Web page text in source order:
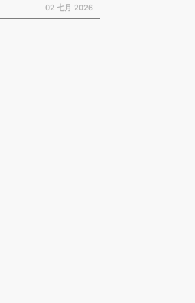
02 七月 2026